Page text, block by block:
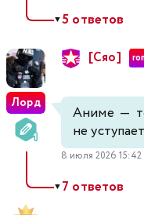
▼5 ответов
Лорд
[Сяо]
Аниме —
не
8 июля 2026 15:42
▼7 ответов